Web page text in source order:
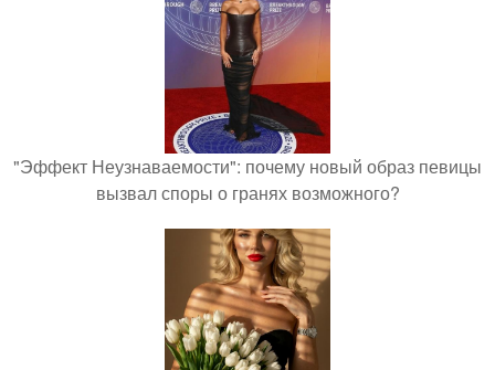
"Эффект Неузнаваемости": почему новый образ певицы
вызвал споры о гранях возможного?